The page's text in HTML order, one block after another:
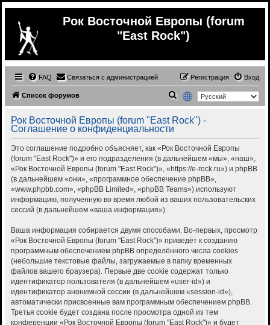
Рок Восточной Европы (forum
"East Rock")
FAQ Связаться с администрацией Вход
Регистрация
Список форумов
и
с
к
Рок Восточной Европы (forum "East Rock") -
Соглашение о конфиденциальности
Это соглашение подробно объясняет, как «Рок Восточной Европы
(forum "East Rock")» и его подразделения (в дальнейшем «мы», «наш»,
«Рок Восточной Европы (forum "East Rock")», «https://e-rock.ru») и phpBB
(в дальнейшем «они», «программное обеспечение phpBB»,
«www.phpbb.com», «phpBB Limited», «phpBB Teams») используют
информацию, полученную во время любой из ваших пользовательских
сессий (в дальнейшем «ваша информация»).
Ваша информация собирается двумя способами. Во-первых, просмотр
«Рок Восточной Европы (forum "East Rock")» приведёт к созданию
программным обеспечением phpBB определённого числа cookies
(небольшие текстовые файлы, загружаемые в папку временных
файлов вашего браузера). Первые две cookie содержат только
идентификатор пользователя (в дальнейшем «user-id») и
идентификатор анонимной сессии (в дальнейшем «session-id»),
автоматически присвоенные вам программным обеспечением phpBB.
Третья cookie будет создана после просмотра одной из тем
конференции «Рок Восточной Европы (forum "East Rock")» и будет